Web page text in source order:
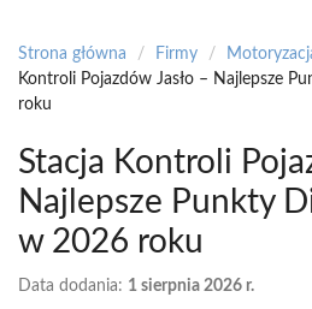
Strona główna / Firmy /
Kontroli Pojazdów Jasło – Najlepsze
roku
Stacja Kontroli
Najlepsze Punkty
w 2026 roku
Data dodania: 1 sierpnia 2026 r.